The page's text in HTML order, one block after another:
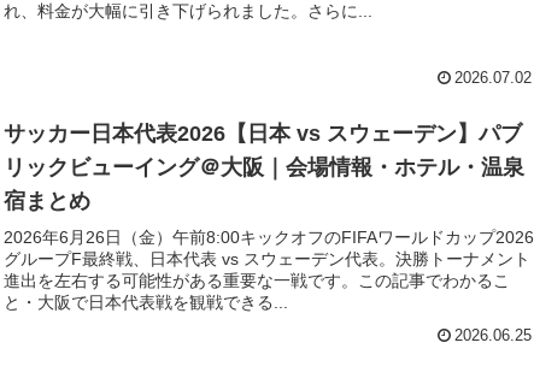
れ、料金が大幅に引き下げられました。さらに...
2026.07.02
サッカー日本代表2026【日本 vs スウェーデン】パブ
リックビューイング＠大阪｜会場情報・ホテル・温泉
宿まとめ
2026年6月26日（金）午前8:00キックオフのFIFAワールドカップ2026
グループF最終戦、日本代表 vs スウェーデン代表。決勝トーナメント
進出を左右する可能性がある重要な一戦です。この記事でわかるこ
と・大阪で日本代表戦を観戦できる...
2026.06.25